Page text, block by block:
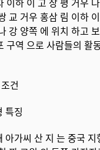
이하 이 고 장 평 거우
교 거우 홍삼 림 이하
강 양쪽 에 위치 하고
구역 으로 사람들의 활
건
징
가씨 산 지 는 중국 지